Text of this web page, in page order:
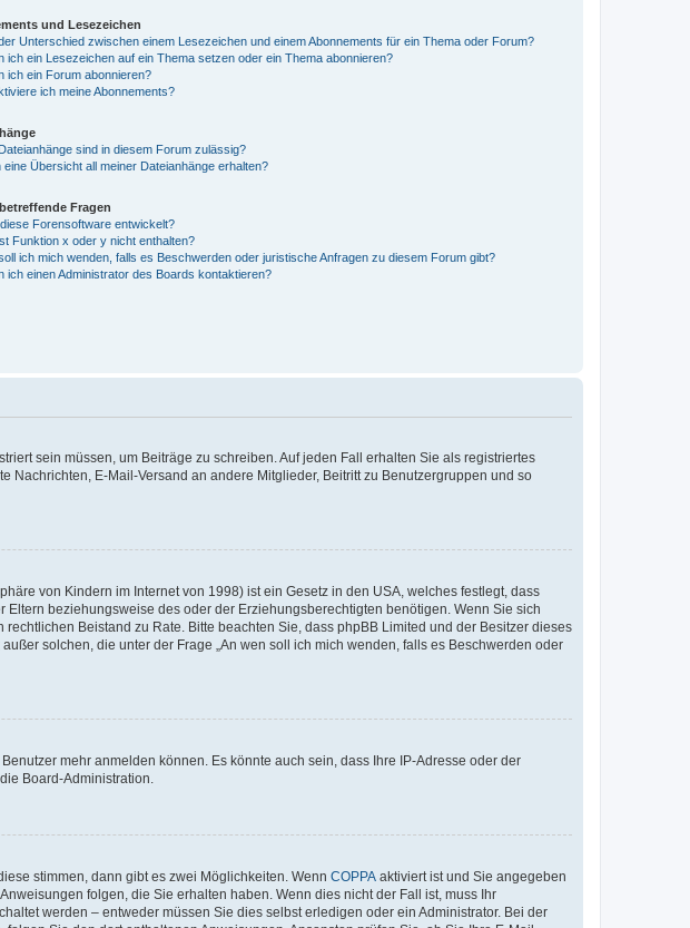
und Lesezeichen
Unterschied zwischen einem Lesezeichen und einem Abonnements für ein Thema oder Forum?
ich ein Lesezeichen auf ein Thema setzen oder ein Thema abonnieren?
ich ein Forum abonnieren?
ich meine Abonnements?
sind in diesem Forum zulässig?
eine Übersicht all meiner Dateianhänge erhalten?
Fragen
Forensoftware entwickelt?
Funktion x oder y nicht enthalten?
ich mich wenden, falls es Beschwerden oder juristische Anfragen zu diesem Forum gibt?
ich einen Administrator des Boards kontaktieren?
sein müssen, um Beiträge zu schreiben. Auf jeden Fall erhalten Sie als registriertes
Nachrichten, E-Mail-Versand an andere Mitglieder, Beitritt zu Benutzergruppen und so
von Kindern im Internet von 1998) ist ein Gesetz in den USA, welches festlegt, dass
beziehungsweise des oder der Erziehungsberechtigten benötigen. Wenn Sie sich
Beistand zu Rate. Bitte beachten Sie, dass phpBB Limited und der Besitzer dieses
solchen, die unter der Frage „An wen soll ich mich wenden, falls es Beschwerden oder
mehr anmelden können. Es könnte auch sein, dass Ihre IP-Adresse oder der
Board-Administration.
stimmen, dann gibt es zwei Möglichkeiten. Wenn COPPA aktiviert ist und Sie angegeben
folgen, die Sie erhalten haben. Wenn dies nicht der Fall ist, muss Ihr
werden – entweder müssen Sie dies selbst erledigen oder ein Administrator. Bei der